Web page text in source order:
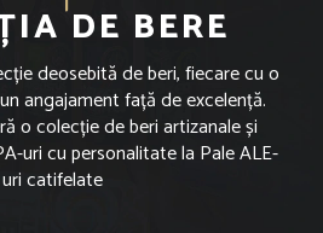
DE BERE
deosebită de beri, fiecare cu o
angajament față de excelență.
o colecție de beri artizanale și
uri cu personalitate la Pale ALE-
uri catifelate